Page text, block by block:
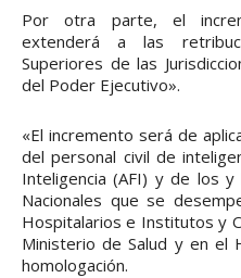
Por otra parte, el
extenderá a las
Superiores de las
del Poder Ejecutivo».
«El incremento será de
del personal civil de
Inteligencia (AFI) y de los
Nacionales que se
Hospitalarios e Institutos y
Ministerio de Salud y en el
homologación.